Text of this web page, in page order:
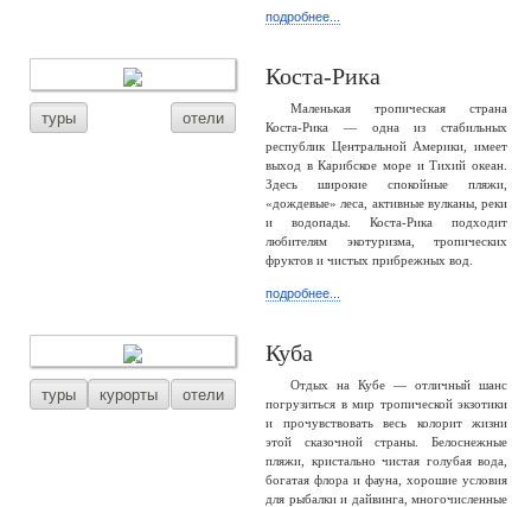
подробнее...
туры отели
Коста-Рика
Маленькая тропическая страна
Коста-Рика — одна из стабильных
республик Центральной Америки, имеет
выход в Карибское море и Тихий океан.
Здесь широкие спокойные пляжи,
«дождевые» леса, активные вулканы, реки
и водопады. Коста-Рика подходит
любителям экотуризма, тропических
фруктов и чистых прибрежных вод.
подробнее...
туры курорты отели
Куба
Отдых на Кубе — отличный шанс
погрузиться в мир тропической экзотики
и прочувствовать весь колорит жизни
этой сказочной страны. Белоснежные
пляжи, кристально чистая голубая вода,
богатая флора и фауна, хорошие условия
для рыбалки и дайвинга, многочисленные